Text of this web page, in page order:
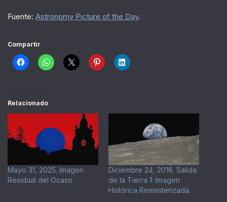
Fuente: Astronomy Picture of the Day.
Compartir
Relacionado
Mayo 31, 2025. Imagen
Residual del Ocaso
Diciembre 24, 2018. Salida
de la Tierra 1: Imagen
Histórica Remasterizada.